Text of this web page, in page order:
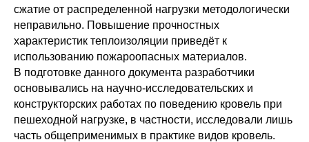
сжатие от распределенной нагрузки методологически
неправильно. Повышение прочностных
характеристик теплоизоляции приведёт к
использованию пожароопасных материалов.
В подготовке данного документа разработчики
основывались на научно-исследовательских и
конструкторских работах по поведению кровель при
пешеходной нагрузке, в частности, исследовали лишь
часть общеприменимых в практике видов кровель.